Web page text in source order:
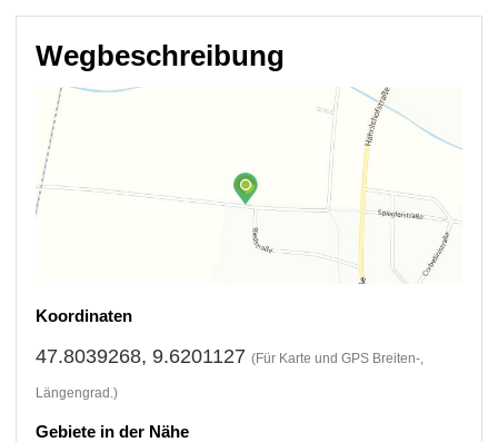
Wegbeschreibung
Koordinaten
47.8039268, 9.6201127 (Für Karte und GPS Breiten-,
Längengrad.)
Gebiete in der Nähe